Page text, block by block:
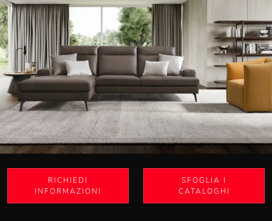
RICHIEDI
INFORMAZIONI
SFOGLIA I
CATALOGHI